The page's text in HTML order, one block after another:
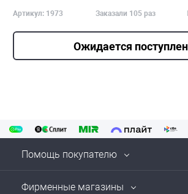
Артикул: 1973 Заказали 105 раз
Ожидается
Помощь покупателю
Фирменные магазины